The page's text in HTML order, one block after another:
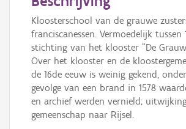
Kloosterschool van de grauwe
franciscanessen. Vermoedelijk tussen
stichting van het klooster "De
Over het klooster en de
de 16de eeuw is weinig gekend,
gevolge van een brand in 1578
en archief werden vernield;
gemeenschap naar Rijsel.